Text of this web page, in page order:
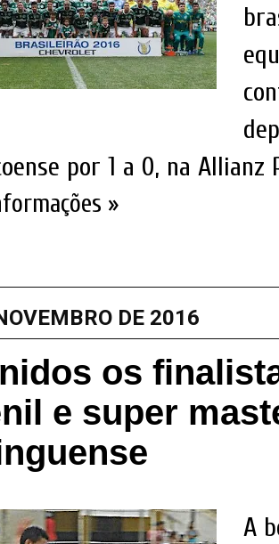
por 1 a 0, na Allianz
»
DE 2016
os
e super
A